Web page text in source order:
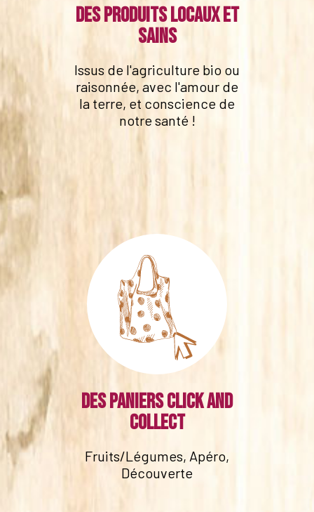
Des produits locaux et
sains
Issus de l'agriculture bio ou
raisonnée, avec l'amour de
la terre, et conscience de
notre santé !
Des paniers click and
collect
Fruits/Légumes, Apéro,
Découverte